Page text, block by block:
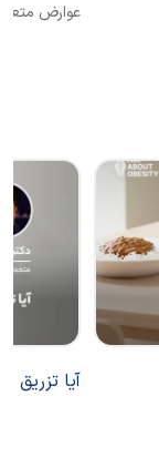
عوارض
آیا تزریق